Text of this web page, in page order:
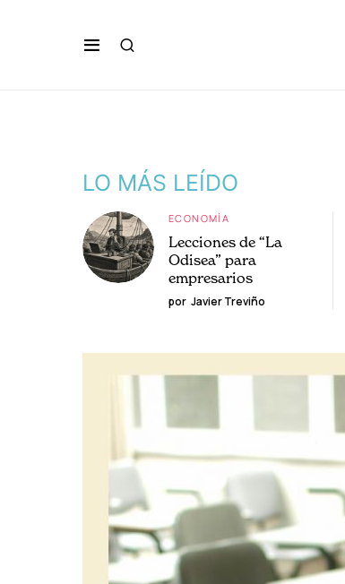
LO MÁS LEÍDO
ECONOMÍA
Lecciones de “La
Odisea” para
empresarios
por Javier Treviño